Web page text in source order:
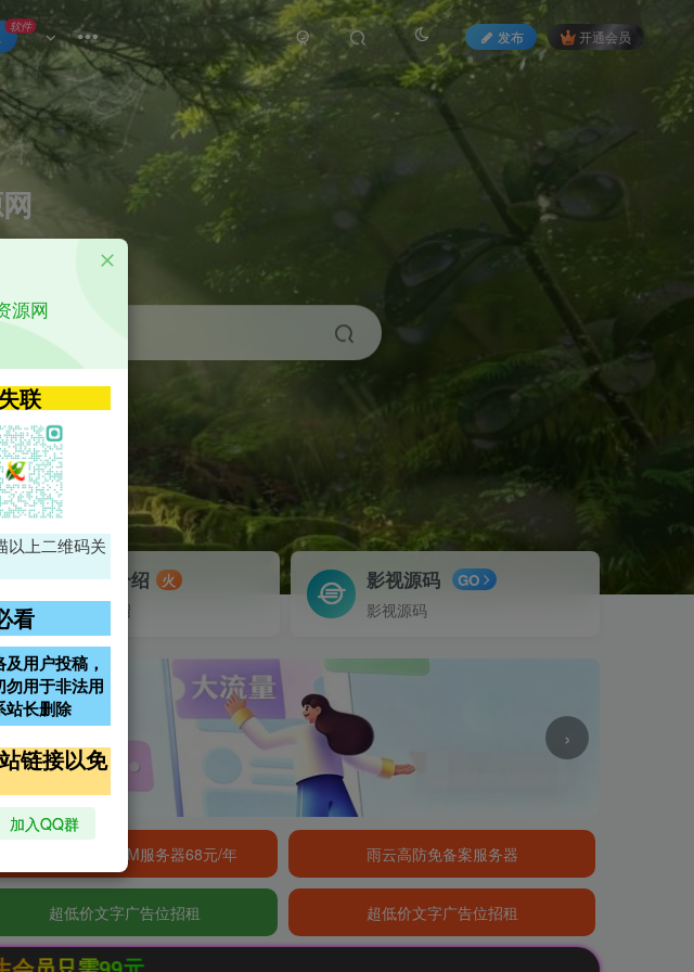
软件
发布 开通会员
平台
原神
VIP特权介绍 火
VIP特权介绍
影视源码 GO
影视源码
›
阿里云2核2G200M服务器68元/年 雨云高防免备案服务器
超低价文字广告位招租 超低价文字广告位招租
源网
联
以上二维码关
看
用户投稿，
用于非法用
站长删除
链接以免
加入QQ群